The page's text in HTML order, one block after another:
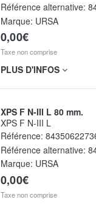
Référence alternative:
Marque: URSA
0,00€
Taxe non comprise
PLUS D'INFOS
XPS F N-III L 80 mm.
XPS F N-III L
Référence:
Référence alternative:
Marque: URSA
0,00€
Taxe non comprise